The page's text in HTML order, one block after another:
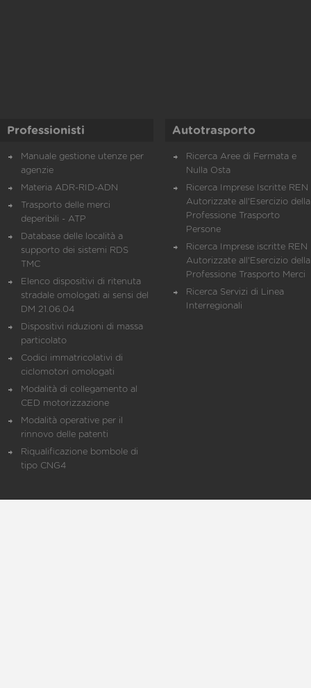
Professionisti
Manuale gestione utenze per
agenzie
Materia ADR-RID-ADN
Trasporto delle merci
deperibili - ATP
Database delle località a
supporto dei sistemi RDS
TMC
Elenco dispositivi di ritenuta
stradale omologati ai sensi del
DM 21.06.04
Dispositivi riduzioni di massa
particolato
Codici immatricolativi di
ciclomotori omologati
Modalità di collegamento al
CED motorizzazione
Modalità operative per il
rinnovo delle patenti
Riqualificazione bombole di
tipo CNG4
Autotrasporto
Ricerca Aree di Fermata e
Nulla Osta
Ricerca Imprese Iscritte REN
Autorizzate all'Esercizio della
Professione Trasporto
Persone
Ricerca Imprese iscritte REN
Autorizzate all'Esercizio della
Professione Trasporto Merci
Ricerca Servizi di Linea
Interregionali